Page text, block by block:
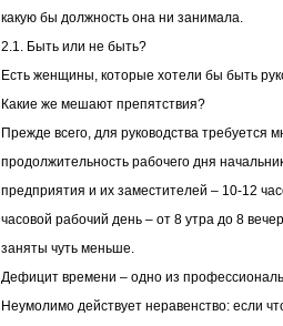
какую бы должность она ни занимала.
2.1. Быть или не быть?
Есть женщины, которые хотели бы быть
Какие же мешают препятствия?
Прежде всего, для руководства требуется
продолжительность рабочего дня
предприятия и их заместителей – 10-12
часовой рабочий день – от 8 утра до 8
заняты чуть меньше.
Дефицит времени – одно из
Неумолимо действует неравенство: если